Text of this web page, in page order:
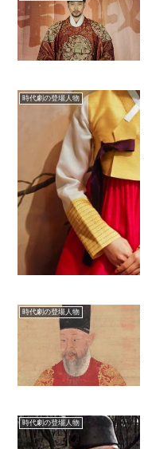
時代劇の登場人物
時代劇の登場人物
時代劇の登場人物